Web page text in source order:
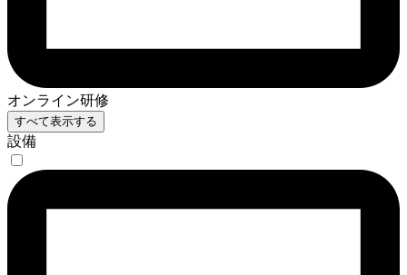
オンライン研修
すべて表示する
設備